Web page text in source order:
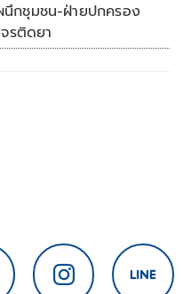
นึกชุมชน-ฝ่ายปกครอง
รติดยา